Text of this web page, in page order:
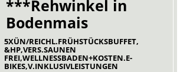
***Rehwinkel in
Bodenmais
5XÜN/REICHL.FRÜHSTÜCKSBUFFET,
&HP,VERS.SAUNEN
FREI,WELLNESSBADEN+KOSTEN.E-
BIKES,V.INKLUSIVLEISTUNGEN